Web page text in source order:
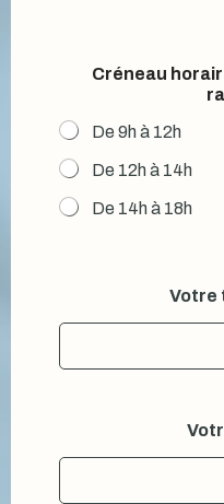
Créneau
De 9h à 12h
De 12h à 14h
De 14h à 18h
Votre